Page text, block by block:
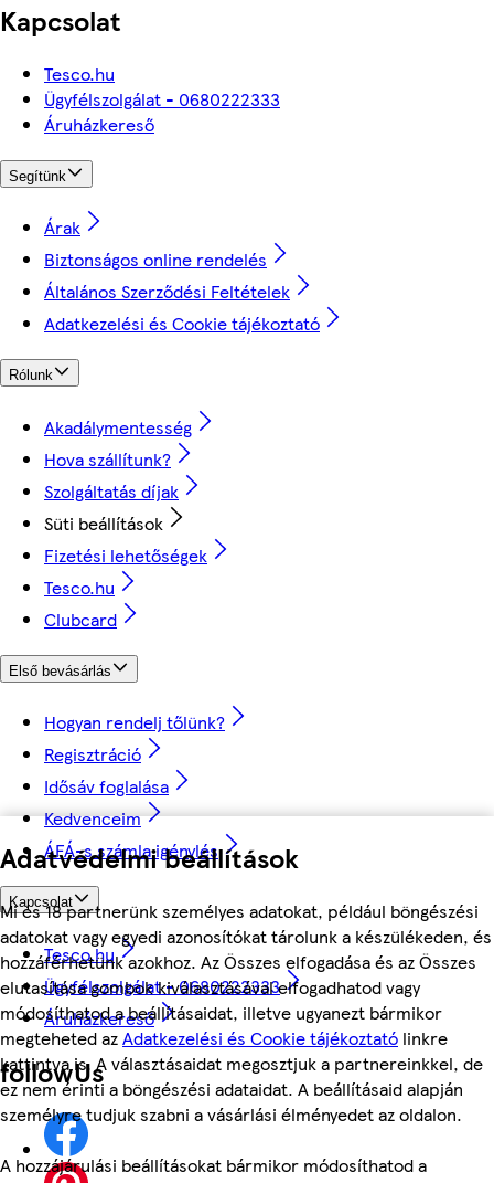
Adatvédelmi beállítások
Mi és 18 partnerünk személyes adatokat, például böngészési
adatokat vagy egyedi azonosítókat tárolunk a készülékeden, és
hozzáférhetünk azokhoz. Az Összes elfogadása és az Összes
elutasítása gombok kiválasztásával elfogadhatod vagy
módosíthatod a beállításaidat, illetve ugyanezt bármikor
megteheted azAdatkezelési és Cookie tájékoztató linkre
kattintva is. A választásaidat megosztjuk a partnereinkkel, de
ez nem érinti a böngészési adataidat. A beállításaid alapján
személyre tudjuk szabni a vásárlási élményedet az oldalon.
A hozzájárulási beállításokat bármikor módosíthatod a
Kapcsolat
Tesco.hu
Ügyfélszolgálat - 0680222333
Áruházkereső
Segítünk
Árak
Biztonságos online rendelés
Általános Szerződési Feltételek
Adatkezelési és Cookie tájékoztató
Rólunk
Akadálymentesség
Hova szállítunk?
Szolgáltatás díjak
Süti beállítások
Fizetési lehetőségek
Tesco.hu
Clubcard
Első bevásárlás
Hogyan rendelj tőlünk?
Regisztráció
Idősáv foglalása
Kedvenceim
ÁFÁ-s számla igénylés
Kapcsolat
Tesco.hu
Ügyfélszolgálat - 0680222333
Áruházkereső
followUs